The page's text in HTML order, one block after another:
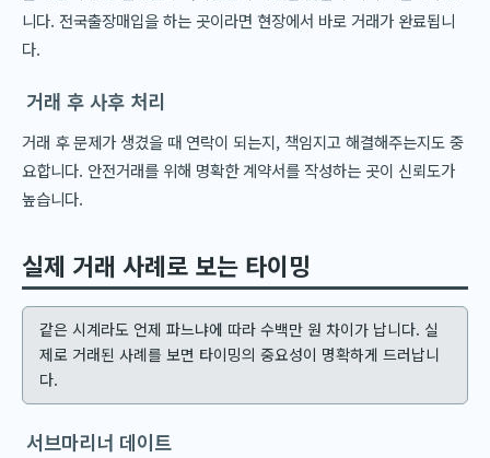
니다. 전국출장매입을 하는 곳이라면 현장에서 바로 거래가 완료됩니
다.
거래 후 사후 처리
거래 후 문제가 생겼을 때 연락이 되는지, 책임지고 해결해주는지도 중
요합니다. 안전거래를 위해 명확한 계약서를 작성하는 곳이 신뢰도가
높습니다.
실제 거래 사례로 보는 타이밍
같은 시계라도 언제 파느냐에 따라 수백만 원 차이가 납니다. 실
제로 거래된 사례를 보면 타이밍의 중요성이 명확하게 드러납니
다.
서브마리너 데이트